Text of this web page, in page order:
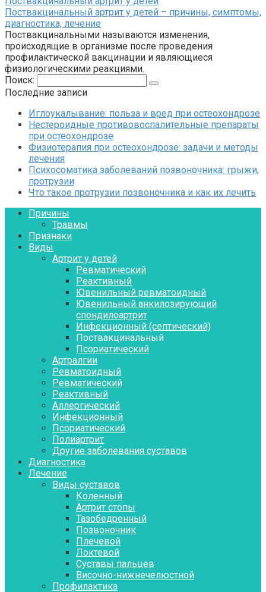
Поствакцинальный артрит у детей – причины, симптомы,
диагностика, лечение
Поствакцинальными называются изменения,
происходящие в организме после проведения
профилактической вакцинации и являющиеся
физиологическими реакциями.
Поиск:
Последние записи
Иглоукалывание: польза и вред при остеохондрозе
Нестероидные противовоспалительные препараты
при остеохондрозе
Физиотерапия при остеохондрозе: задачи и методы
лечения
Психосоматика заболеваний позвоночника: грыжи,
протрузии
Что такое протрузии позвоночника и как их лечить
Причины
Травмы
Признаки
Виды
Артрит у детей
Ревматический
Реактивный
Ювенильный ревматоидный
Ювенильный анкилозирующий
спондилоартрит
Инфекционный (септический)
Поствакцинальный
Псориатический
Артралгии
Ревматоидный
Ревматический
Реактивный
Аллергический
Инфекционный
Псориатический
Полиартрит
Другие заболевания суставов
Диагностика
Лечение
Виды суставов
Коленный
Артрит стопы
Тазобедренный
Позвоночник
Плечевой
Локтевой
Суставы пальцев
Височно-нижнечелюстной
Профилактика